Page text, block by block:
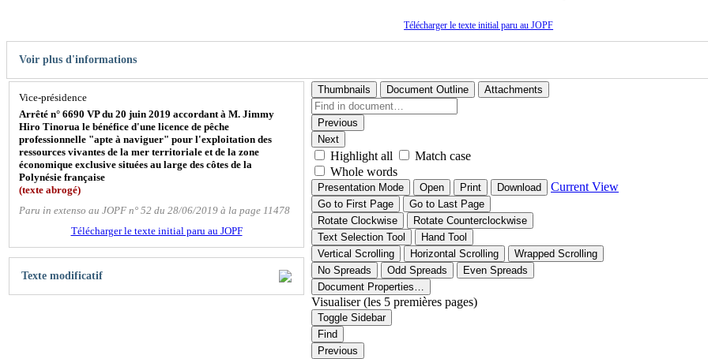
Télécharger le texte initial paru au JOPF
Voir plus d'informations
Vice-présidence
Arrêté n° 6690 VP du 20 juin 2019 accordant à M. Jimmy
Hiro Tinorua le bénéfice d'une licence de pêche
professionnelle "apte à naviguer" pour l'exploitation des
ressources vivantes de la mer territoriale et de la zone
économique exclusive situées au large des côtes de la
Polynésie française
(texte abrogé)
Paru in extenso au JOPF n° 52 du 28/06/2019 à la page 11478
Télécharger le texte initial paru au JOPF
Texte modificatif
Thumbnails Document Outline Attachments
Previous
Next
Highlight all
Match case
Whole words
Presentation Mode Open Print Download Current View
Go to First Page
Go to Last Page
Rotate Clockwise
Rotate Counterclockwise
Text Selection Tool
Hand Tool
Vertical Scrolling
Horizontal Scrolling
Wrapped Scrolling
No Spreads
Odd Spreads
Even Spreads
Document Properties…
Visualiser (les 5 premières pages)
Toggle Sidebar
Find
Previous